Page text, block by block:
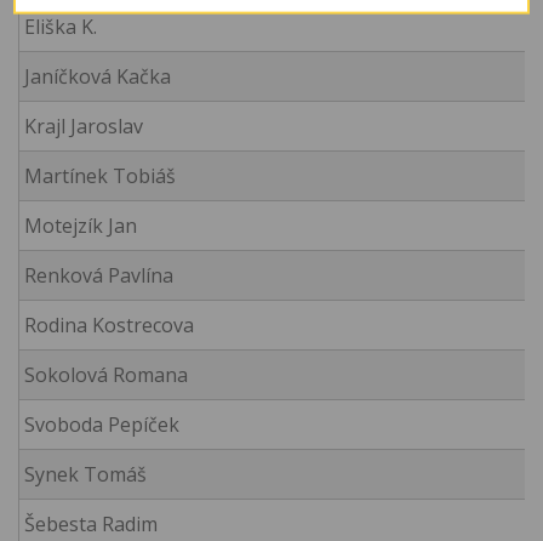
Eliška K.
Janíčková Kačka
Krajl Jaroslav
Martínek Tobiáš
Motejzík Jan
Renková Pavlína
Rodina Kostrecova
Sokolová Romana
Svoboda Pepíček
Synek Tomáš
Šebesta Radim